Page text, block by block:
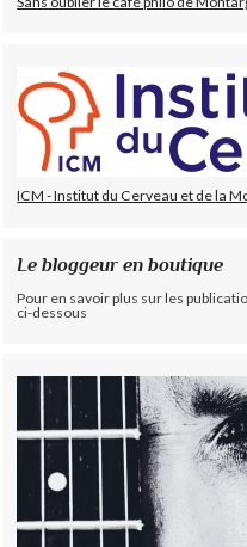
ICM - Institut du Cerveau et de la
Le bloggeur en boutique
Pour en savoir plus sur les
ci-dessous